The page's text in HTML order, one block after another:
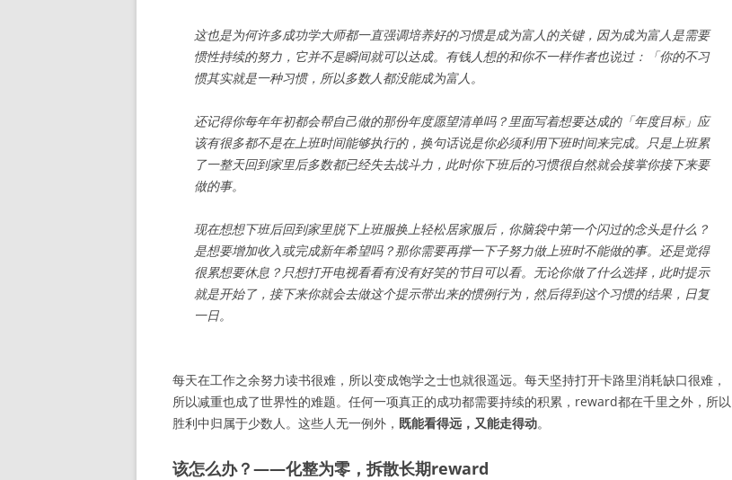
这也是为何许多成功学大师都一直强调培养好的习惯是成为富人的关键，因为成为富人是需要
惯性持续的努力，它并不是瞬间就可以达成。有钱人想的和你不一样作者也说过：「你的不习
惯其实就是一种习惯，所以多数人都没能成为富人。
还记得你每年年初都会帮自己做的那份年度愿望清单吗？里面写着想要达成的「年度目标」应
该有很多都不是在上​​班时间能够执行的，换句话说是你必须利用下班时间来完成。只是上班累
了一整天回到家里后多数都已经失去战斗力，此时你下班后的习惯很自然就会接掌你接下来要
做的事。
现在想想下班后回到家里脱下上班服换上轻松居家服后，你脑袋中第一个闪过的念头是什么？
是想要增加收入或完成新年希望吗？那你需要再撑一下子努力做上班时不能做的事。还是觉得
很累想要休息？只想打开电视看看有没有好笑的节目可以看。无论你做了什么选择，此时提示
就是开始了，接下来你就会去做这个提示带出来的惯例行为，然后得到这个习惯的结果，日复
一日。
每天在工作之余努力读书很难，所以变成饱学之士也就很遥远。每天坚持打开卡路里消耗缺口很难，
所以减重也成了世界性的难题。任何一项真正的成功都需要持续的积累，reward都在千里之外，所以
胜利中归属于少数人。这些人无一例外， 既能看得远，又能走得动。
该怎么办？——化整为零，拆散长期reward